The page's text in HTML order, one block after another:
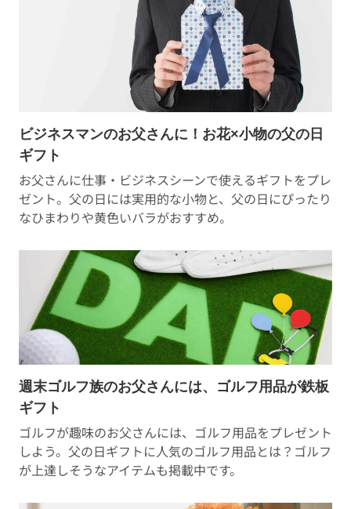
ビジネスマンのお父さんに！お花×小物の父の日
ギフト
お父さんに仕事・ビジネスシーンで使えるギフトをプレ
ゼント。父の日には実用的な小物と、父の日にぴったり
なひまわりや黄色いバラがおすすめ。
週末ゴルフ族のお父さんには、ゴルフ用品が鉄板
ギフト
ゴルフが趣味のお父さんには、ゴルフ用品をプレゼント
しよう。父の日ギフトに人気のゴルフ用品とは？ゴルフ
が上達しそうなアイテムも掲載中です。